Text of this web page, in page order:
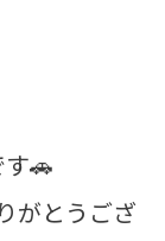
🚗
がとうござ